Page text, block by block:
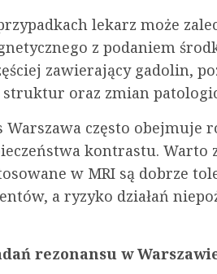
lekarz może
z podaniem
zawierający gadolin,
oraz zmian
Warszawa często obejmuje
kontrastu. Warto
w MRI są dobrze
a ryzyko działań
rezonansu w